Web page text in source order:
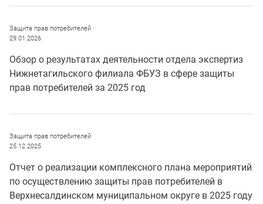
Защита прав потребителей
29.01.2026
Обзор о результатах деятельности отдела экспертиз
Нижнетагильского филиала ФБУЗ в сфере защиты
прав потребителей за 2025 год
Защита прав потребителей
25.12.2025
Отчет о реализации комплексного плана мероприятий
по осуществлению защиты прав потребителей в
Верхнесалдинском муниципальном округе в 2025 году